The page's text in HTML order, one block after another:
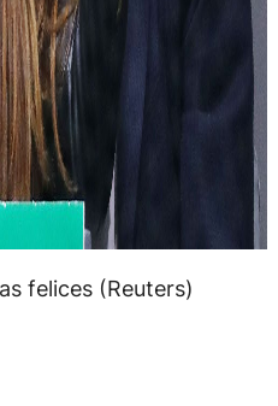
felices (Reuters)